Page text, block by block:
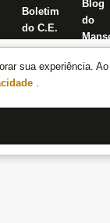
sua experiência.
.
Boletim
do C.E.
Blog
do